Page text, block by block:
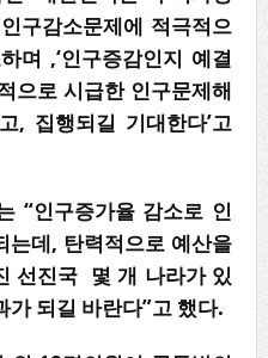
구감소문제에 적극적으
며 ,‘인구증감인지 예결
으로 시급한 인구문제해
, 집행되길 기대한다’고
“인구증가율 감소로 인
는데, 탄력적으로 예산을
선진국 몇 개 나라가 있
가 되길 바란다”고 했다.